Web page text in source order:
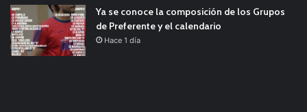
Ya se conoce la composición de los Grupos
de Preferente y el calendario
Hace 1 día